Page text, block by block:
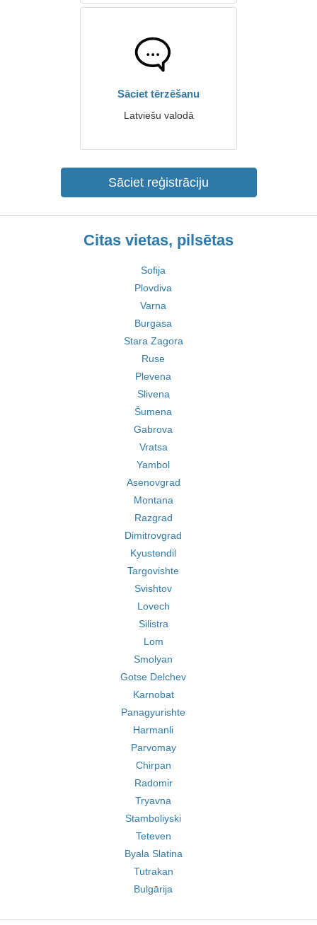
Sāciet tērzēšanu
Latviešu valodā
Sāciet reģistrāciju
Citas vietas, pilsētas
Sofija
Plovdiva
Varna
Burgasa
Stara Zagora
Ruse
Plevena
Slivena
Šumena
Gabrova
Vratsa
Yambol
Asenovgrad
Montana
Razgrad
Dimitrovgrad
Kyustendil
Targovishte
Svishtov
Lovech
Silistra
Lom
Smolyan
Gotse Delchev
Karnobat
Panagyurishte
Harmanli
Parvomay
Chirpan
Radomir
Tryavna
Stamboliyski
Teteven
Byala Slatina
Tutrakan
Bulgārija